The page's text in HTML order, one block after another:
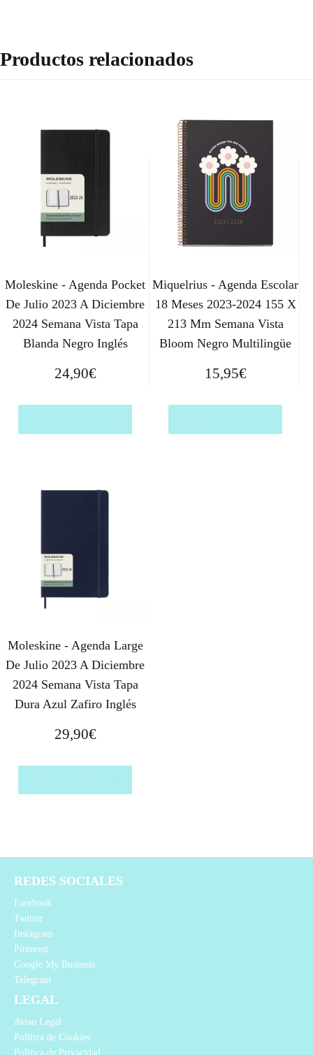
Productos relacionados
Moleskine - Agenda Pocket
De Julio 2023 A Diciembre
2024 Semana Vista Tapa
Blanda Negro Inglés
24,90€
Miquelrius - Agenda Escolar
18 Meses 2023-2024 155 X
213 Mm Semana Vista
Bloom Negro Multilingüe
15,95€
Moleskine - Agenda Large
De Julio 2023 A Diciembre
2024 Semana Vista Tapa
Dura Azul Zafiro Inglés
29,90€
REDES SOCIALES
Facebook
Twitter
Instagram
Pinterest
Google My Business
Telegram
LEGAL
Aviso Legal
Política de Cookies
Política de Privacidad